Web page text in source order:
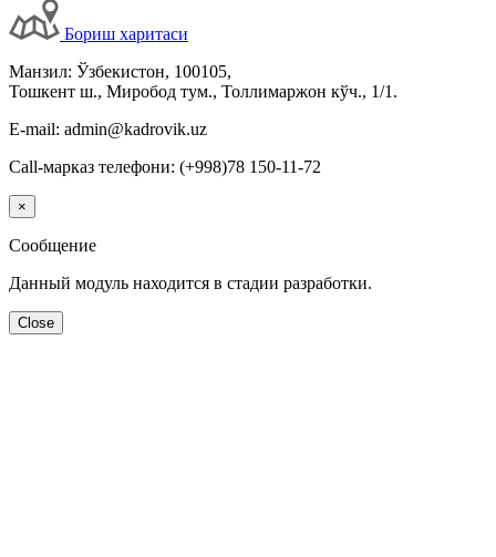
Бориш харитаси
Манзил: Ўзбекистон, 100105,
Тошкент ш., Миробод тум., Толлимаржон кўч., 1/1.
E-mail: admin@kadrovik.uz
Call-марказ телефони: (+998)78 150-11-72
×
Сообщение
Данный модуль находится в стадии разработки.
Close